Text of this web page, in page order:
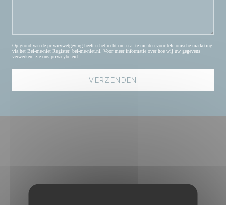
Op grond van de privacywetgeving heeft u het recht om u af te melden voor telefonische marketing
via het Bel-me-niet Register: bel-me-niet.nl . Voor meer informatie over hoe wij uw gegevens
verwerken, zie ons privacybeleid